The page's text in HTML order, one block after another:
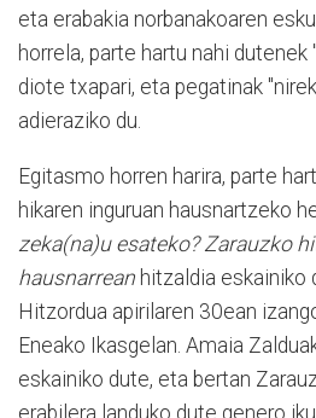
eta erabakia norbanakoaren
horrela, parte hartu nahi dutenek
diote txapari, eta pegatinak
adieraziko du.
Egitasmo horren harira, parte
hikaren inguruan hausnartzeko
zeka(na)u esateko? Zarauzko
hausnarrean hitzaldia eskainiko
Hitzordua apirilaren 30ean
Eneako Ikasgelan. Amaia
eskainiko dute, eta bertan
erabilera landuko dute genero